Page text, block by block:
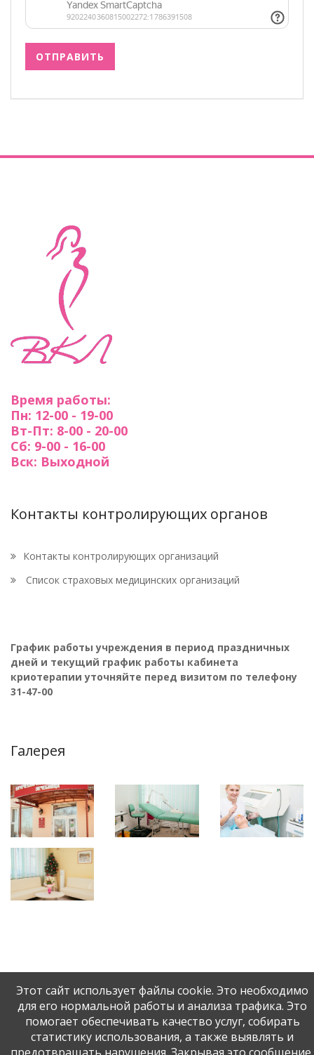
Время работы:
Пн: 12-00 - 19-00
Вт-Пт: 8-00 - 20-00
Сб: 9-00 - 16-00
Вск: Выходной
Контакты контролирующих органов
Контакты контролирующих организаций
Список страховых медицинских организаций
График работы учреждения в период праздничных
дней и текущий график работы кабинета
криотерапии уточняйте перед визитом по телефону
31-47-00
Галерея
© АУЗОО Врачебно-косметологическая лечебница, 2026.
Разработка и поддержка:
ООО «СибСР».
Карта сайта
Этот сайт использует файлы cookie. Это необходимо
для его нормальной работы и анализа трафика. Это
помогает обеспечивать качество услуг, собирать
статистику использования, а также выявлять и